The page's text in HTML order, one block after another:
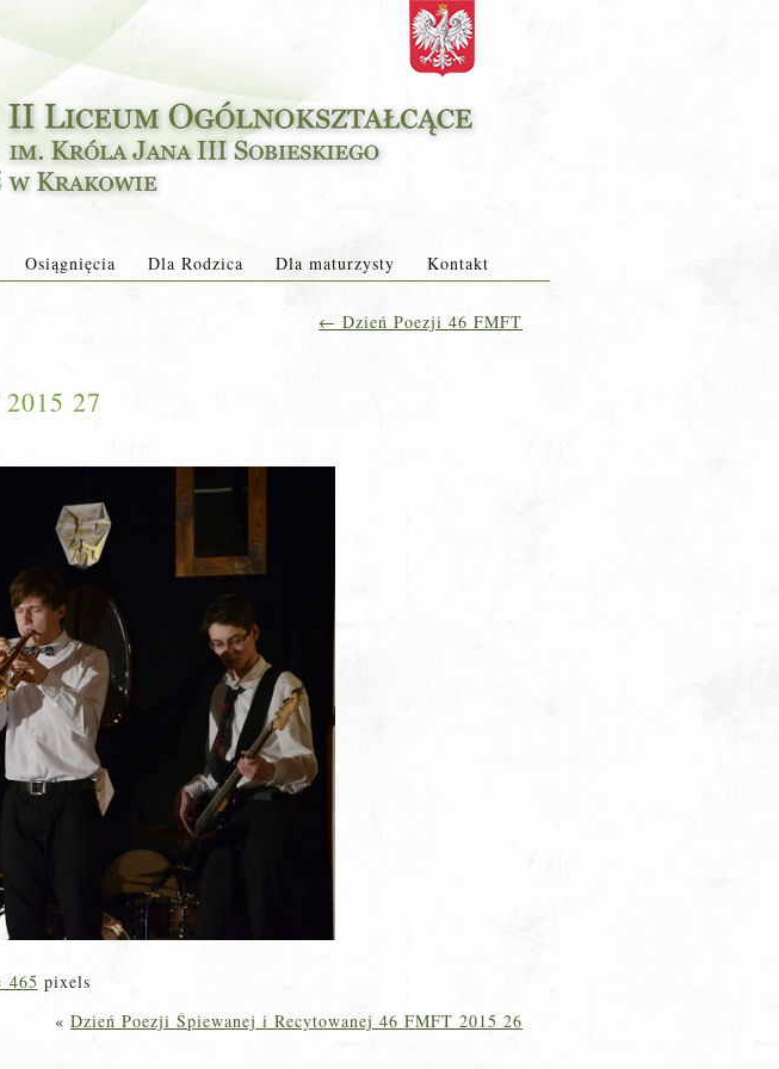
Osiągnięcia Dla Rodzica Dla maturzysty Kontakt
← Dzień Poezji 46 FMFT
27
465 pixels
« Dzień Poezji Śpiewanej i Recytowanej 46 FMFT 2015 26